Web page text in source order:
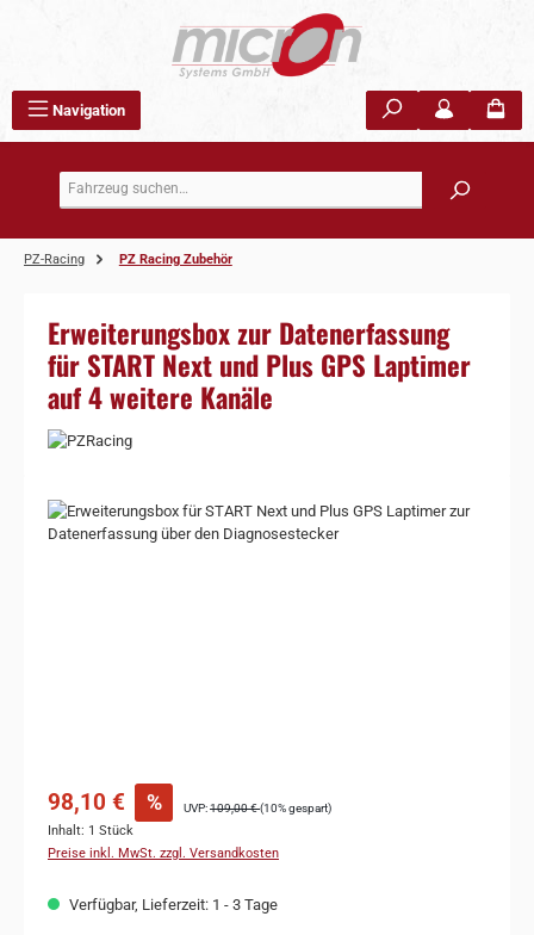
Navigation
PZ-Racing PZ Racing Zubehör
Erweiterungsbox zur Datenerfassung
für START Next und Plus GPS Laptimer
auf 4 weitere Kanäle
Bildergalerie überspringen
98,10 € % UVP:109,00 €(10% gespart)
Inhalt: 1 Stück
Preise inkl. MwSt. zzgl. Versandkosten
Verfügbar, Lieferzeit: 1 - 3 Tage